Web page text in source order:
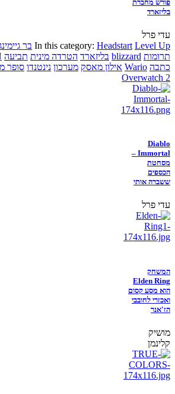
פורש מחברת
בליזארד
עדי פרל
In this category: Headstart Level Up בר
תרומות blizzard בליזארד הטרדה מינית תביעה
כתבה Wario אילון מאסק מערכון נינטנדו סופר
Overwatch 2
Diablo
Immortal –
מסחטת
הכספים
ששברה אותי
עדי פרל
המשחק
Elden Ring
הוא מסע קסום
ואכזרי לחובבי
הז'אנר
מושיק
קלינמן